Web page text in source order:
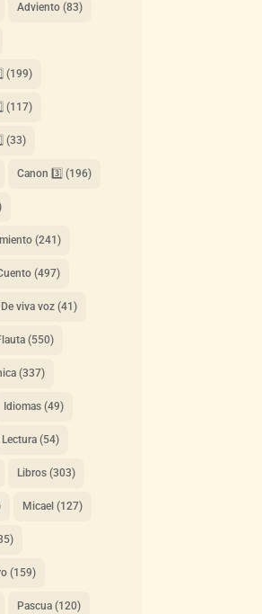
Adviento(83)
(199)
(117)
(33)
Canon 3️⃣ (196)
(241)
(497)
De viva voz(41)
(550)
(337)
Idiomas(49)
Lectura(54)
Libros(303)
Micael (127)
(159)
Pascua(120)